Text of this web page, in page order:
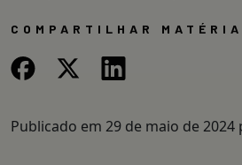
COMPARTILHAR MATÉRIA
Publicado em 29 de maio de 2024